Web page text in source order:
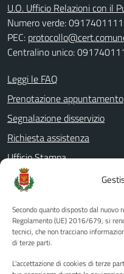
Secondo quanto disposto dal nuovo
Regolamento (UE) 2016/679, si
tecnici, che non tracciano
di terze parti.
L'accettazione di cookies di terze
U.O. Ufficio Relazioni con il
Numero verde: 0917401111
PEC:
Centralino unico:
Leggi le FAQ
Prenotazione appuntamento
Segnalazione disservizio
Richiesta assistenza
Ufficio Stampa
Amministrazione Trasparente
Albo pretorio
Informativa privacy
Note legali